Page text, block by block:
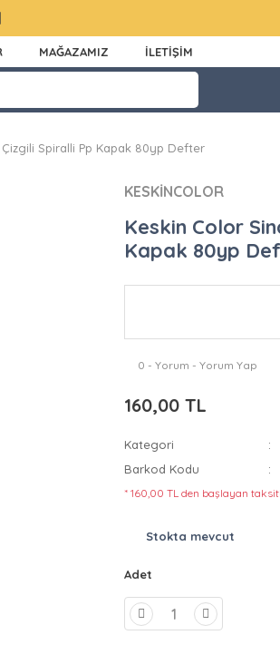
|
MAĞAZAMIZ İLETİŞİM
Spiralli Pp Kapak 80yp Defter
KESKİNCOLOR
Keskin Color
Kapak 80yp
0 - Yorum - Yorum Yap
160,00 TL
Kategori
Barkod Kodu
* 160,00 TL den başlayan
Stokta mevcut
Adet